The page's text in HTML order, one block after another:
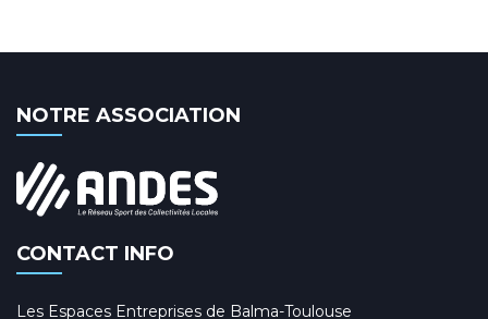
NOTRE ASSOCIATION
CONTACT INFO
Les Espaces Entreprises de Balma-Toulouse